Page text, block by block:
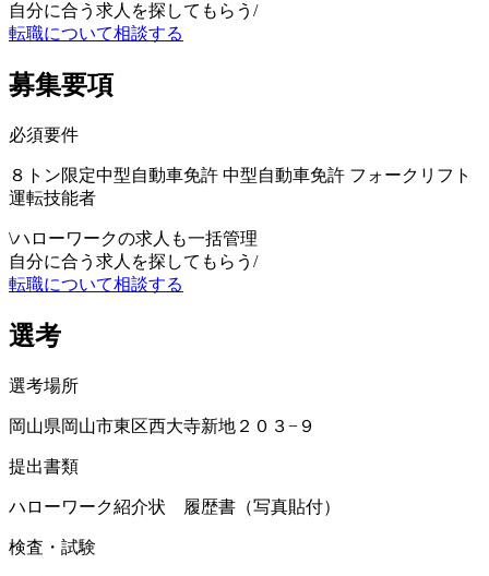
自分に合う求人を探してもらう /
転職について相談する
募集要項
必須要件
８トン限定中型自動車免許 中型自動車免許 フォークリフト
運転技能者
\ハローワークの求人も一括管理
自分に合う求人を探してもらう /
転職について相談する
選考
選考場所
岡山県岡山市東区西大寺新地２０３−９
提出書類
ハローワーク紹介状 履歴書（写真貼付）
検査・試験